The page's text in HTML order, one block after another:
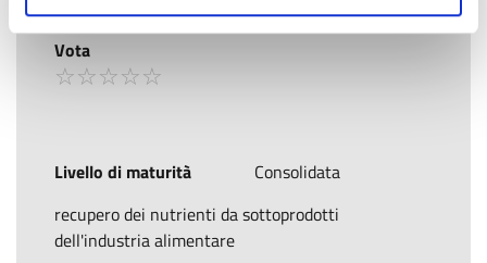
Vota
☆☆☆☆☆
★★★★★
Livello di maturità
Consolidata
recupero dei nutrienti da sottoprodotti
dell'industria alimentare